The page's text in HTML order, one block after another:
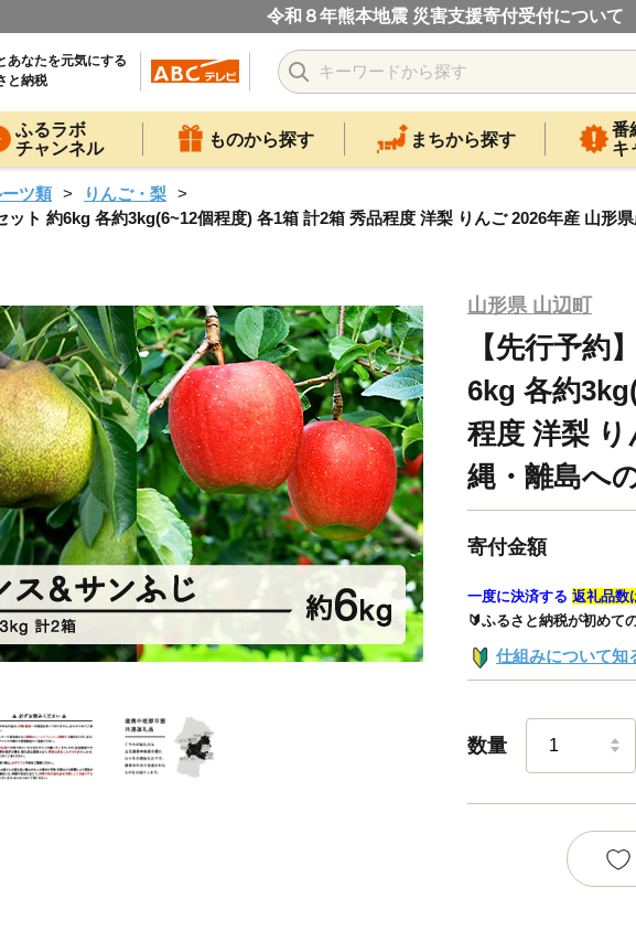
令和８年熊本地震 災害支援寄付受付について
あなたを元気にする
と納税
ふるラボ
チャンネル
ものから探す まちから探す
番
キ
ツ類
りんご・梨
ット 約6kg 各約3kg(6~12個程度) 各1箱 計2箱 秀品程度 洋梨 りんご 2026年産 山
山形県 山辺町
【先行予約
6kg 各約
程度 洋梨
縄・離島へ
寄付金額
一度に決済する 返礼品数
🔰ふるさと納税が初めて
仕組みについて知
数量